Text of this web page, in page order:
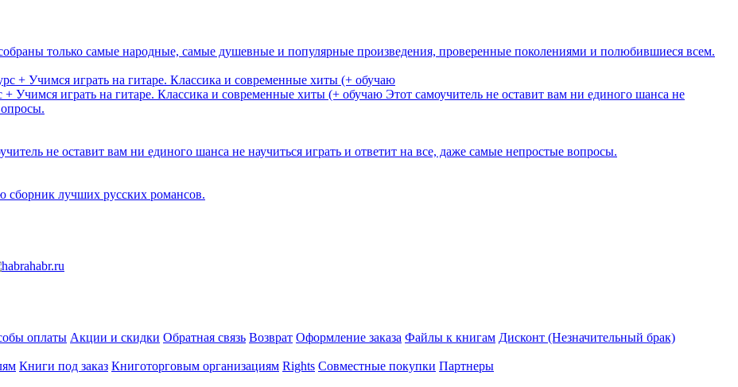
только самые народные, самые душевные и популярные произведения, проверенные поколениями и полюбившиеся всем.
Учимся играть на гитаре. Классика и современные хиты (+ обучаю Этот самоучитель не оставит вам ни единого шанса не
не оставит вам ни единого шанса не научиться играть и ответит на все, даже самые непростые вопросы.
лучших русских романсов.
оплаты Акции и скидки Обратная связь Возврат Оформление заказа Файлы к книгам Дисконт (Незначительный брак)
Книги под заказ Книготорговым организациям Rights Совместные покупки Партнеры